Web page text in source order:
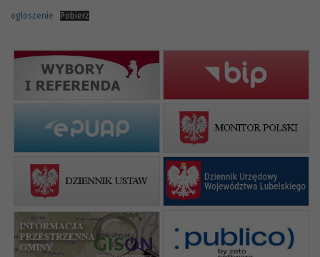
ogloszenie Pobierz